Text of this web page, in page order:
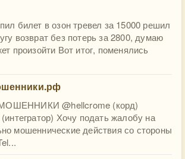
билет в озон тревел за 15000 решил
возврат без потерь за 2800, думаю
произойти Вот итог, поменялись
@hellcrome (корд)
Хочу подать жалобу на
мошеннические действия со стороны